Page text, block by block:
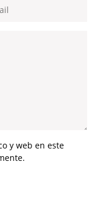
y web en este